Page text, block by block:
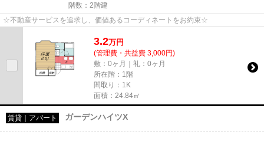
階数：2階建
☆不動産サービスを追求し、価値あるコーディネートをお約束☆
3.2万円
(管理費・共益費 3,000円)
敷：0ヶ月｜礼：0ヶ月
所在階：1階
間取り：1K
面積：24.84㎡
賃貸｜アパート ガーデンハイツX